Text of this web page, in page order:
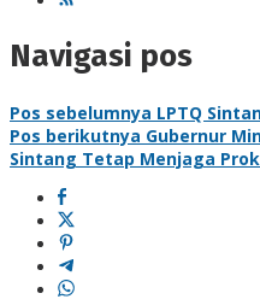
Navigasi pos
Pos sebelumnya LPTQ
Pos berikutnya Gubernur
Sintang Tetap Menjaga